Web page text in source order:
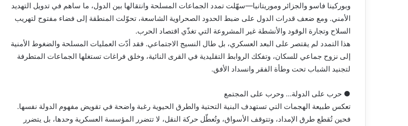
وبوركينا فاسو والجزائر وموريتانيا—سهّلت تمدد الجماعات المسلحة وانتقالها بين الدول، ما ساهم في تدويل التهديد
الأمني. ومع ضعف قدرات الدول على ضبط الحدود الصحراوية الشاسعة، تحوّلت المنطقة إلى فضاء مفتوح لتهريب
السلاح وتجارة الوقود والأنشطة غير المشروعة التي تغذّي اقتصاد الحرب.
هذا التمدد لم يقتصر على البعد العسكري، بل طال النسيج الاجتماعي. فقد أدّت العمليات المسلحة والضغوط الأمنية
إلى نزوح جماعي للسكان، وتفكك الروابط التقليدية في القرى النائية، وخلق فراغات تستغلها الجماعات المتطرفة
لتجنيد الشباب تحت وطأة الفقر وانسداد الأفق.
● حرب على الدولة… وحرب على المجتمع
تعكس طبيعة الهجمات التي تستهدف البنية التحتية والطرق الحيوية رغبة واضحة في تقويض مفهوم الدولة نفسها.
فحين تُقطع طرق الإمداد، وتتوقف الأسواق، وتُعطّل حركة النقل، لا تتضرر المؤسسة العسكرية وحدها، بل يتضرر